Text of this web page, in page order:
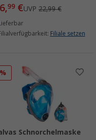
99 €UVP 22,99 €
Filiale setzen
%
Schnorchelmaske